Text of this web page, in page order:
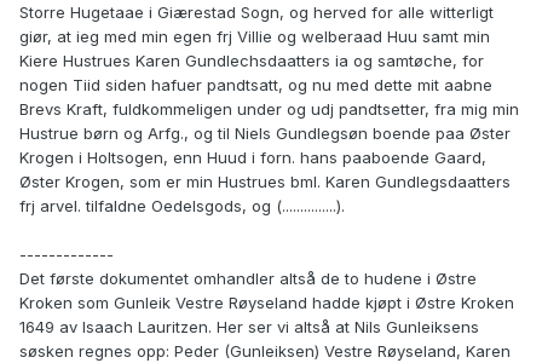
Storre Hugetaae i Giærestad Sogn, og herved for alle witterligt
giør, at ieg med min egen frj Villie og welberaad Huu samt min
Kiere Hustrues Karen Gundlechsdaatters ia og samtøche, for
nogen Tiid siden hafuer pandtsatt, og nu med dette mit aabne
Brevs Kraft, fuldkommeligen under og udj pandtsetter, fra mig min
Hustrue børn og Arfg., og til Niels Gundlegsøn boende paa Øster
Krogen i Holtsogen, enn Huud i forn. hans paaboende Gaard,
Øster Krogen, som er min Hustrues bml. Karen Gundlegsdaatters
frj arvel. tilfaldne Oedelsgods, og (...............).
-------------
Det første dokumentet omhandler altså de to hudene i Østre
Kroken som Gunleik Vestre Røyseland hadde kjøpt i Østre Kroken
1649 av Isaach Lauritzen. Her ser vi altså at Nils Gunleiksens
søsken regnes opp: Peder (Gunleiksen) Vestre Røyseland, Karen